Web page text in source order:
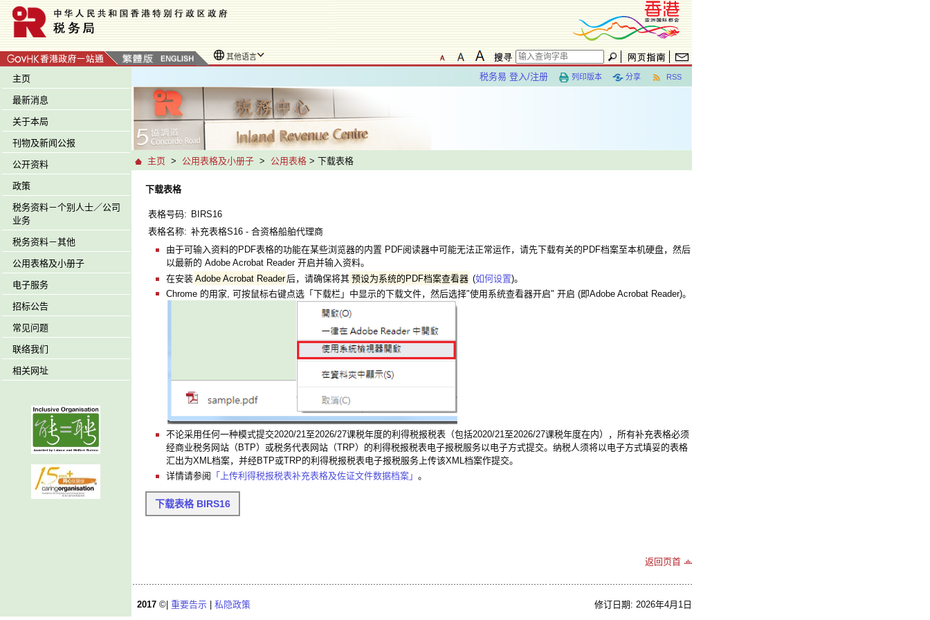
其他语言
主页
最新消息
关于本局
刊物及新闻公报
公开资料
政策
税务资料－个别人士／公司
业务
税务资料－其他
公用表格及小册子
电子服务
招标公告
常见问题
联络我们
相关网址
RSS
分享
列印版本
税务易 登入/注册
主页 > 公用表格及小册子 > 公用表格 > 下载表格
下载表格
表格号码: BIRS16
表格名称: 补充表格S16 - 合资格船舶代理商
由于可输入资料的PDF表格的功能在某些浏览器的内置 PDF阅读器中可能无法正常运作，请先下载有关的PDF档案至本机硬盘，然后
以最新的 Adobe Acrobat Reader 开启并输入资料。
在安装 Adobe Acrobat Reader 后，请确保将其 预设为系统的PDF档案查看器 (如何设置)。
Chrome 的用家, 可按鼠标右键点选「下载栏」中显示的下载文件，然后选择"使用系统查看器开启" 开启 (即Adobe Acrobat Reader)。
不论采用任何一种模式提交2020/21至2026/27课税年度的利得税报税表（包括2020/21至2026/27课税年度在内），所有补充表格必须
经商业税务网站（BTP）或税务代表网站（TRP）的利得税报税表电子报税服务以电子方式提交。纳税人须将以电子方式填妥的表格
汇出为XML档案，并经BTP或TRP的利得税报税表电子报税服务上传该XML档案作提交。
详情请参阅
「上传利得税报税表补充表格及佐证文件数据档案」 。
下载表格 BIRS16
返回页首
2017 ©| 重要告示 私隐政策 修订日期: 2026年4月1日